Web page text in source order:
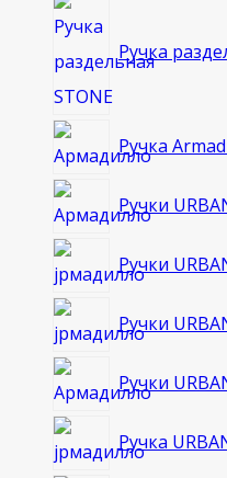
Ручка
Ручка
Ручки
Ручки
Ручки
Ручки
Ручка